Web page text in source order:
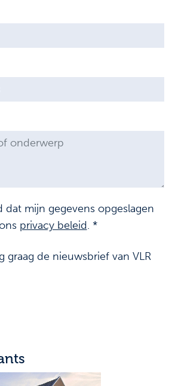
dat mijn gegevens opgeslagen
privacy beleid. *
graag de nieuwsbrief van VLR